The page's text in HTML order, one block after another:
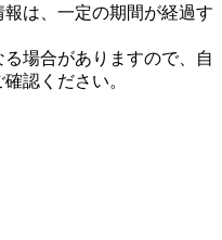
は、一定の期間が経過す
場合がありますので、自
認ください。